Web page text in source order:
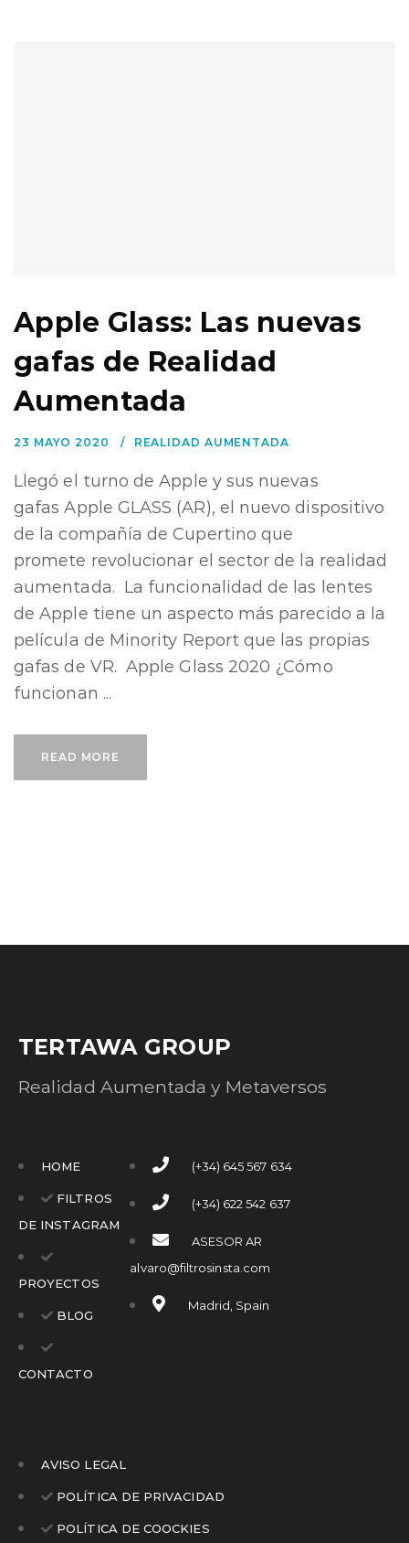
Apple Glass: Las nuevas
gafas de Realidad
Aumentada
23 MAYO 2020 REALIDAD AUMENTADA
Llegó el turno de Apple y sus nuevas
gafas Apple GLASS (AR), el nuevo dispositivo
de la compañía de Cupertino que
promete revolucionar el sector de la realidad
aumentada. La funcionalidad de las lentes
de Apple tiene un aspecto más parecido a la
película de Minority Report que las propias
gafas de VR. Apple Glass 2020 ¿Cómo
funcionan ...
READ MORE
TERTAWA GROUP
Realidad Aumentada y Metaversos
HOME
FILTROS
DE INSTAGRAM
PROYECTOS
BLOG
CONTACTO
(+34) 645 567 634
(+34) 622 542 637
ASESOR AR
alvaro@filtrosinsta.com
Madrid, Spain
AVISO LEGAL
POLÍTICA DE PRIVACIDAD
POLÍTICA DE COOCKIES